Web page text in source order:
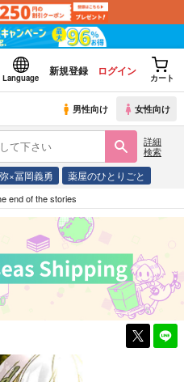
Language
新規登録 ログイン
カート
男性向け 女性向け
詳細
検索
×冨岡義勇 薬屋のひとりごと
end of the stories